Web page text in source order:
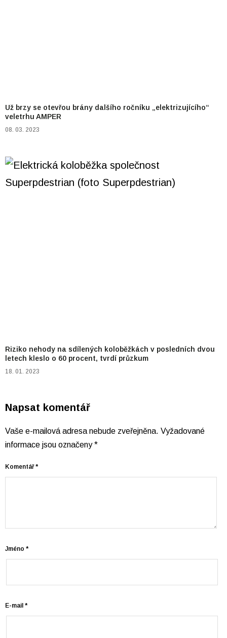
Už brzy se otevřou brány dalšího ročníku „elektrizujícího“
veletrhu AMPER
08. 03. 2023
Riziko nehody na sdílených koloběžkách v posledních dvou
letech kleslo o 60 procent, tvrdí průzkum
18. 01. 2023
Napsat komentář
Vaše e-mailová adresa nebude zveřejněna. Vyžadované
informace jsou označeny*
Komentář*
Jméno *
E-mail *